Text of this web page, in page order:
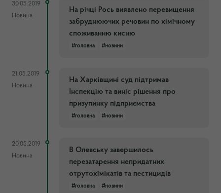
30.05.2019
Новина
На річці Рось виявлено перевищення
забруднюючих речовин по хімічному
споживанню кисню
#головна #новини
21.05.2019
Новина
На Харківщині суд підтримав
Інспекцію та виніс рішення про
призупинку підприємства
#головна #новини
20.05.2019
Новина
В Олевську завершилось
перезатарення непридатних
отрутохімікатів та пестицидів
#головна #новини